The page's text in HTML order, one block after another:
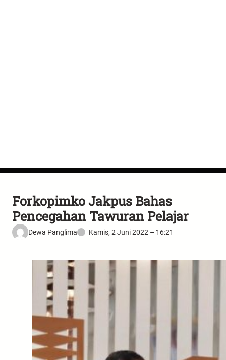
Forkopimko Jakpus Bahas
Pencegahan Tawuran Pelajar
Dewa Panglima Kamis, 2 Juni 2022 – 16:21